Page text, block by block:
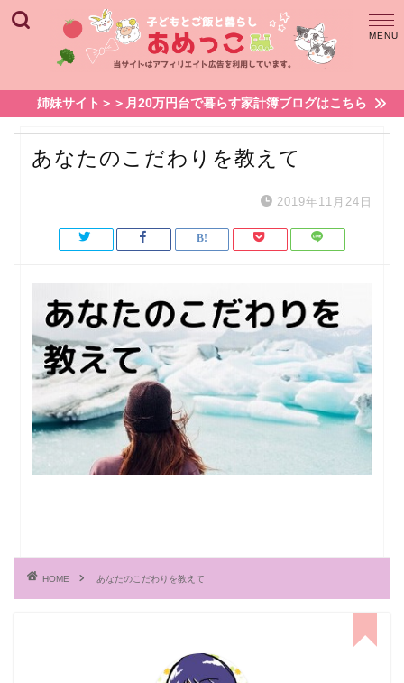
姉妹サイト＞＞月20万円台で暮らす家計簿ブログはこちら
あなたのこだわりを教えて
2019年11月24日
HOME あなたのこだわりを教えて